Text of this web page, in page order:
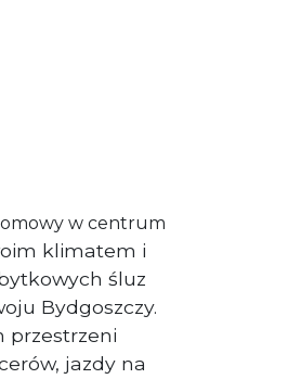
w centrum
klimatem i
śluz
Bydgoszczy.
przestrzeni
jazdy na